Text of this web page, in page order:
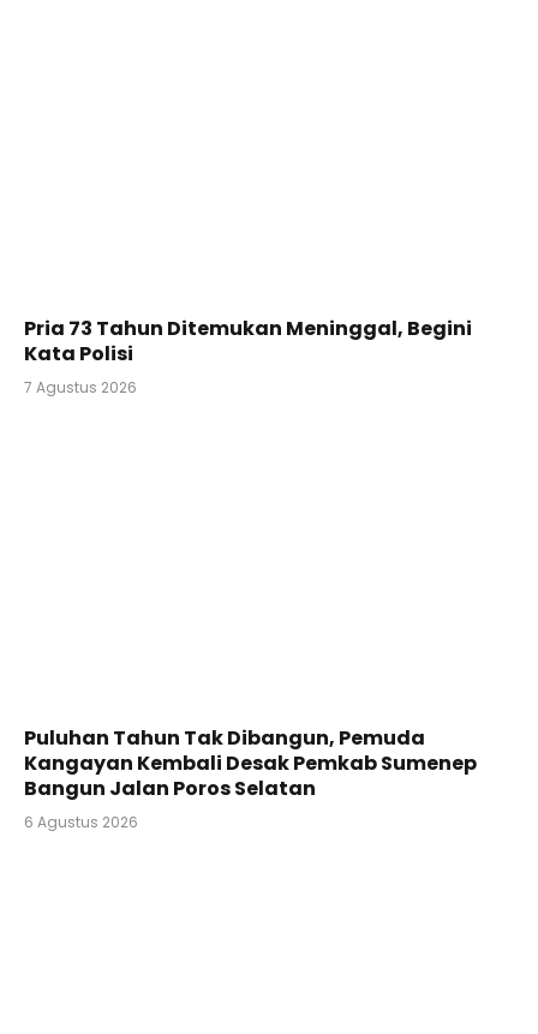
Pria 73 Tahun Ditemukan Meninggal, Begini
Kata Polisi
7 Agustus 2026
Puluhan Tahun Tak Dibangun, Pemuda
Kangayan Kembali Desak Pemkab Sumenep
Bangun Jalan Poros Selatan
6 Agustus 2026